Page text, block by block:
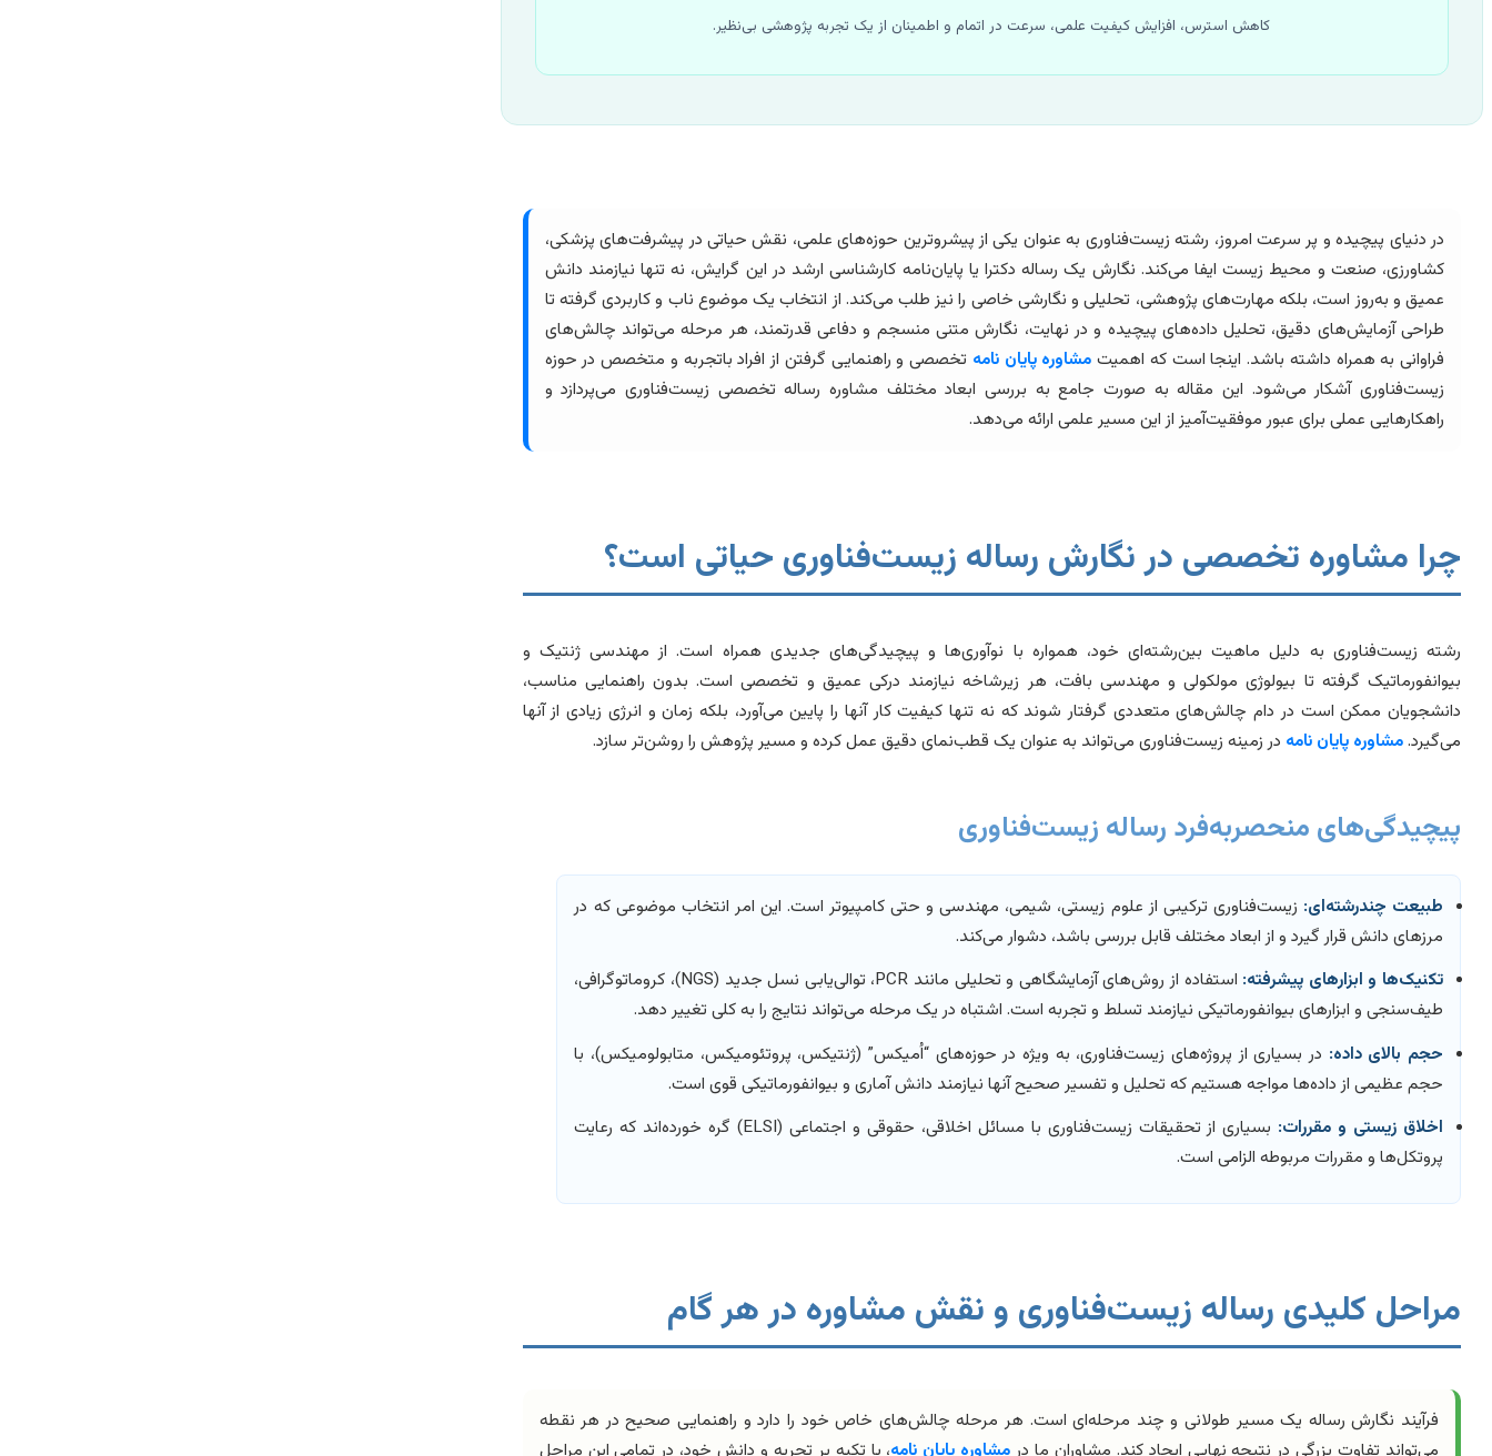
کاهش استرس، افزایش کیفیت علمی، سرعت در اتمام و اطمینان از یک تجربه پژوهشی بی‌نظیر.
در دنیای پیچیده و پر سرعت امروز، رشته زیست‌فناوری به عنوان یکی از پیشروترین حوزه‌های علمی، نقش حیاتی در پیشرفت‌های پزشکی،
کشاورزی، صنعت و محیط زیست ایفا می‌کند. نگارش یک رساله دکترا یا پایان‌نامه کارشناسی ارشد در این گرایش، نه تنها نیازمند دانش
عمیق و به‌روز است، بلکه مهارت‌های پژوهشی، تحلیلی و نگارشی خاصی را نیز طلب می‌کند. از انتخاب یک موضوع ناب و کاربردی گرفته تا
طراحی آزمایش‌های دقیق، تحلیل داده‌های پیچیده و در نهایت، نگارش متنی منسجم و دفاعی قدرتمند، هر مرحله می‌تواند چالش‌های
فراوانی به همراه داشته باشد. اینجا است که اهمیت مشاوره پایان نامه تخصصی و راهنمایی گرفتن از افراد باتجربه و متخصص در حوزه
زیست‌فناوری آشکار می‌شود. این مقاله به صورت جامع به بررسی ابعاد مختلف مشاوره رساله تخصصی زیست‌فناوری می‌پردازد و
راهکارهایی عملی برای عبور موفقیت‌آمیز از این مسیر علمی ارائه می‌دهد.
چرا مشاوره تخصصی در نگارش رساله زیست‌فناوری حیاتی است؟
رشته زیست‌فناوری به دلیل ماهیت بین‌رشته‌ای خود، همواره با نوآوری‌ها و پیچیدگی‌های جدیدی همراه است. از مهندسی ژنتیک و
بیوانفورماتیک گرفته تا بیولوژی مولکولی و مهندسی بافت، هر زیرشاخه نیازمند درکی عمیق و تخصصی است. بدون راهنمایی مناسب،
دانشجویان ممکن است در دام چالش‌های متعددی گرفتار شوند که نه تنها کیفیت کار آنها را پایین می‌آورد، بلکه زمان و انرژی زیادی از آنها
می‌گیرد.مشاوره پایان نامه در زمینه زیست‌فناوری می‌تواند به عنوان یک قطب‌نمای دقیق عمل کرده و مسیر پژوهش را روشن‌تر سازد.
پیچیدگی‌های منحصربه‌فرد رساله زیست‌فناوری
طبیعت چندرشته‌ای: زیست‌فناوری ترکیبی از علوم زیستی، شیمی، مهندسی و حتی کامپیوتر است. این امر انتخاب موضوعی که در
مرزهای دانش قرار گیرد و از ابعاد مختلف قابل بررسی باشد، دشوار می‌کند.
تکنیک‌ها و ابزارهای پیشرفته:
استفاده از روش‌های آزمایشگاهی و تحلیلی مانند PCR، توالی‌یابی نسل جدید (NGS)، کروماتوگرافی،
طیف‌سنجی و ابزارهای بیوانفورماتیکی نیازمند تسلط و تجربه است. اشتباه در یک مرحله می‌تواند نتایج را به کلی تغییر دهد.
حجم بالای داده: در بسیاری از پروژه‌های زیست‌فناوری، به ویژه در حوزه‌های “اُمیکس” (ژنتیکس، پروتئومیکس، متابولومیکس)، با
حجم عظیمی از داده‌ها مواجه هستیم که تحلیل و تفسیر صحیح آنها نیازمند دانش آماری و بیوانفورماتیکی قوی است.
اخلاق زیستی و مقررات:
بسیاری از تحقیقات زیست‌فناوری با مسائل اخلاقی، حقوقی و اجتماعی (ELSI) گره خورده‌اند که رعایت
پروتکل‌ها و مقررات مربوطه الزامی است.
مراحل کلیدی رساله زیست‌فناوری و نقش مشاوره در هر گام
فرآیند نگارش رساله یک مسیر طولانی و چند مرحله‌ای است. هر مرحله چالش‌های خاص خود را دارد و راهنمایی صحیح در هر نقطه
می‌تواند تفاوت بزرگی در نتیجه نهایی ایجاد کند. مشاوران ما در مشاوره پایان نامه، با تکیه بر تجربه و دانش خود، در تمامی این مراحل